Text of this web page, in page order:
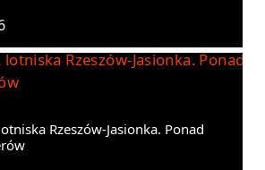
Rzeszów-Jasionka. Ponad